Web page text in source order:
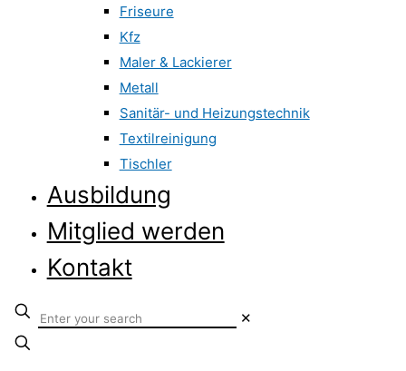
Friseure
Kfz
Maler & Lackierer
Metall
Sanitär- und Heizungstechnik
Textilreinigung
Tischler
Ausbildung
Mitglied werden
Kontakt
✕